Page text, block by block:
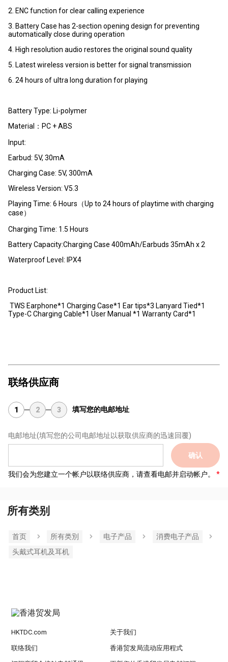
2. ENC function for clear calling experience
3. Battery Case has 2-section opening design for preventing
automatically close during operation
4. High resolution audio restores the original sound quality
5. Latest wireless version is better for signal transmission
6. 24 hours of ultra long duration for playing
Battery Type: Li-polymer
Material：PC + ABS
Input:
Earbud: 5V, 30mA
Charging Case: 5V, 300mA
Wireless Version: V5.3
Playing Time: 6 Hours（Up to 24 hours of playtime with charging
case）
Charging Time: 1.5 Hours
Battery Capacity:Charging Case 400mAh/Earbuds 35mAh x 2
Waterproof Level: IPX4
Product List:
TWS Earphone*1 Charging Case*1 Ear tips*3 Lanyard Tied*1
Type-C Charging Cable*1 User Manual *1 Warranty Card*1
联络供应商
1 2 3 填写您的电邮地址
电邮地址(填写您的公司电邮地址以获取供应商的迅速回覆)
确认
我们会为您建立一个帐户以联络供应商，请查看电邮并启动帐户。
所有类别
首页 所有类別 电子产品
消费电子产品
头戴式耳机及耳机
HKTDC.com 关于我们
联络我们 香港贸发局流动应用程式